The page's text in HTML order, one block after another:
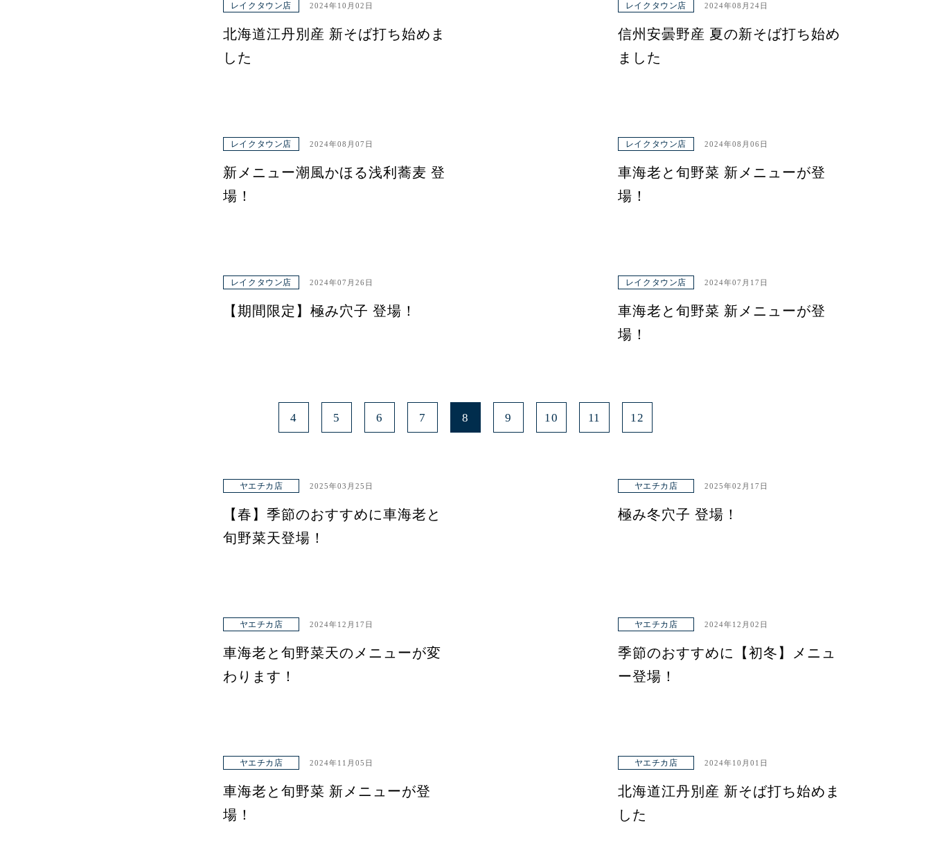
レイクタウン店 2024年10月02日
北海道江丹別産 新そば打ち始めま
した
レイクタウン店 2024年08月24日
信州安曇野産 夏の新そば打ち始め
ました
レイクタウン店 2024年08月07日
新メニュー潮風かほる浅利蕎麦 登
場！
レイクタウン店 2024年08月06日
車海老と旬野菜 新メニューが登
場！
レイクタウン店 2024年07月26日
【期間限定】極み穴子 登場！
レイクタウン店 2024年07月17日
車海老と旬野菜 新メニューが登
場！
4 5 6 7 8 9 10 11 12
ヤエチカ店 2025年03月25日
【春】季節のおすすめに車海老と
旬野菜天登場！
ヤエチカ店 2025年02月17日
極み冬穴子 登場！
ヤエチカ店 2024年12月17日
車海老と旬野菜天のメニューが変
わります！
ヤエチカ店 2024年12月02日
季節のおすすめに【初冬】メニュ
ー登場！
ヤエチカ店 2024年11月05日
車海老と旬野菜 新メニューが登
場！
ヤエチカ店 2024年10月01日
北海道江丹別産 新そば打ち始めま
した